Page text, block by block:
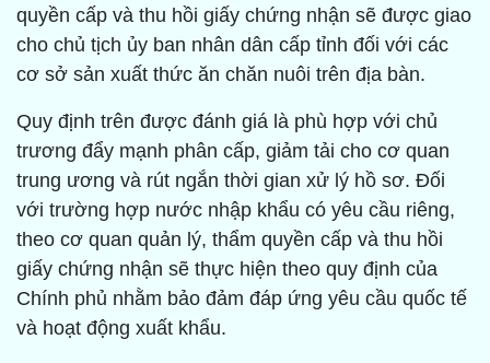
quyền cấp và thu hồi giấy chứng nhận sẽ được giao
cho chủ tịch ủy ban nhân dân cấp tỉnh đối với các
cơ sở sản xuất thức ăn chăn nuôi trên địa bàn.
Quy định trên được đánh giá là phù hợp với chủ
trương đẩy mạnh phân cấp, giảm tải cho cơ quan
trung ương và rút ngắn thời gian xử lý hồ sơ. Đối
với trường hợp nước nhập khẩu có yêu cầu riêng,
theo cơ quan quản lý, thẩm quyền cấp và thu hồi
giấy chứng nhận sẽ thực hiện theo quy định của
Chính phủ nhằm bảo đảm đáp ứng yêu cầu quốc tế
và hoạt động xuất khẩu.